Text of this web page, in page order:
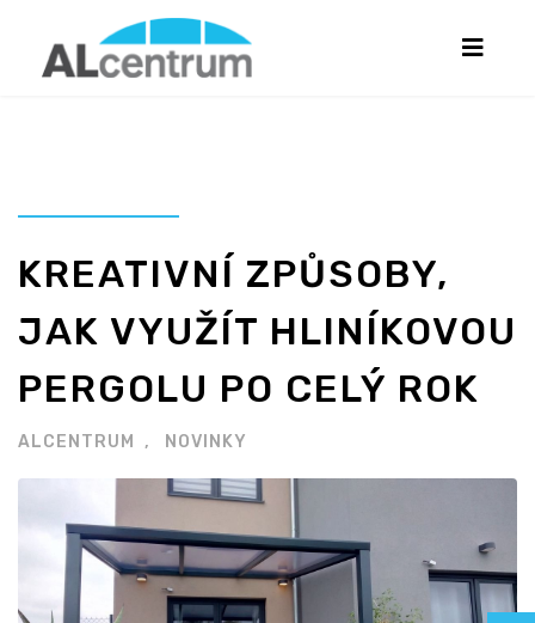
KREATIVNÍ ZPŮSOBY,
JAK VYUŽÍT HLINÍKOVOU
PERGOLU PO CELÝ ROK
ALCENTRUM NOVINKY